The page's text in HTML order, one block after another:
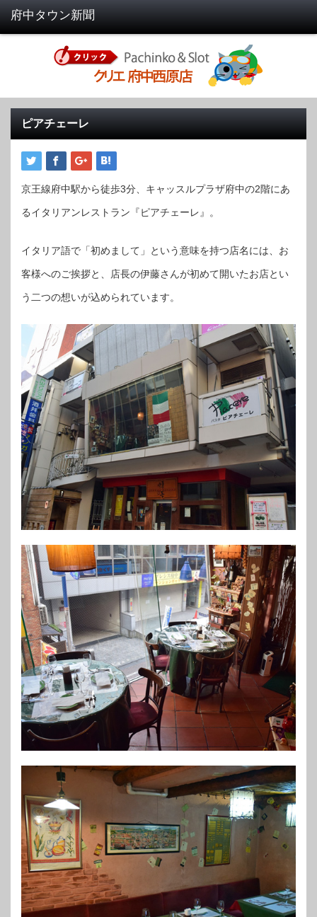
ピアチェーレ
京王線府中駅から徒歩3分、キャッスルプラザ府中の2階にあ
るイタリアンレストラン『ピアチェーレ』。
イタリア語で「初めまして」という意味を持つ店名には、お
客様へのご挨拶と、店長の伊藤さんが初めて開いたお店とい
う二つの想いが込められています。